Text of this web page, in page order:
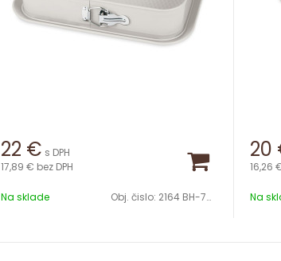
22 € s DPH
17,89 € bez DPH
Na sklade Obj. čislo: 2164 BH-7893
20
16,26
Na